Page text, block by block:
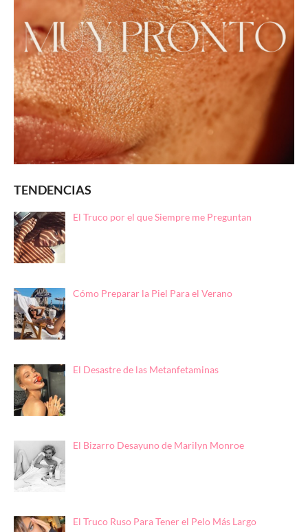
TENDENCIAS
El Truco por el que Siempre me Preguntan
Cómo Preparar la Piel Para el Verano
El Desastre de las Metanfetaminas
El Bizarro Desayuno de Marilyn Monroe
El Truco Ruso Para Tener el Pelo Más Largo